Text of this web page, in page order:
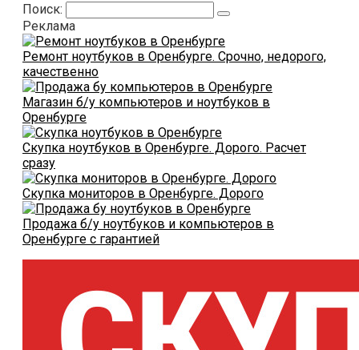
Поиск:
Реклама
Ремонт ноутбуков в Оренбурге. Срочно, недорого,
качественно
Магазин б/у компьютеров и ноутбуков в
Оренбурге
Скупка ноутбуков в Оренбурге. Дорого. Расчет
сразу
Скупка мониторов в Оренбурге. Дорого
Продажа б/у ноутбуков и компьютеров в
Оренбурге с гарантией